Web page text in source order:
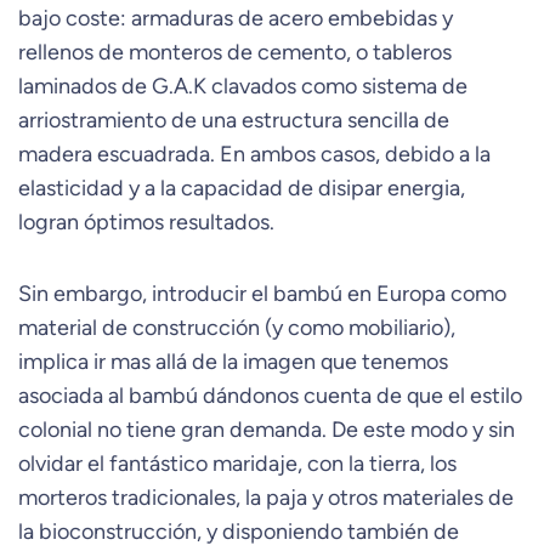
bajo coste: armaduras de acero embebidas y
rellenos de monteros de cemento, o tableros
laminados de G.A.K clavados como sistema de
arriostramiento de una estructura sencilla de
madera escuadrada. En ambos casos, debido a la
elasticidad y a la capacidad de disipar energia,
logran óptimos resultados.
Sin embargo, introducir el bambú en Europa como
material de construcción (y como mobiliario),
implica ir mas allá de la imagen que tenemos
asociada al bambú dándonos cuenta de que el estilo
colonial no tiene gran demanda. De este modo y sin
olvidar el fantástico maridaje, con la tierra, los
morteros tradicionales, la paja y otros materiales de
la bioconstrucción, y disponiendo también de